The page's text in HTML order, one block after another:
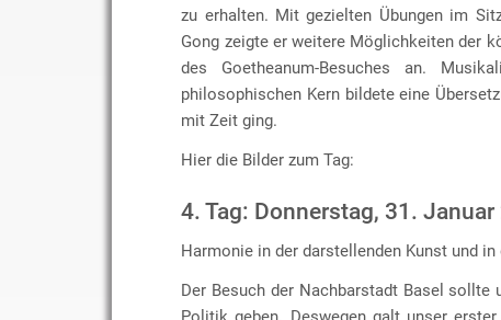
zu erhalten. Mit gezielten Übungen im
Gong zeigte er weitere Möglichkeiten der
des Goetheanum-Besuches an.
philosophischen Kern bildete eine
mit Zeit ging.
Hier die Bilder zum Tag:
4. Tag: Donnerstag, 31. Januar
Harmonie in der darstellenden Kunst und
Der Besuch der Nachbarstadt Basel